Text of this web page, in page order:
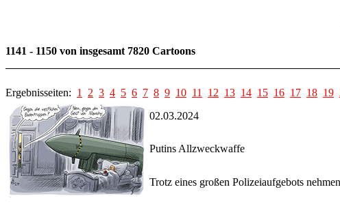
1141 - 1150 von insgesamt 7820 Cartoons
Ergebnisseiten: 1 2 3 4 5 6 7 8 9 10 11 12 13 14 15 16 17 18 19
02.03.2024
Putins Allzweckwaffe
Trotz eines großen Polizeiaufgebots